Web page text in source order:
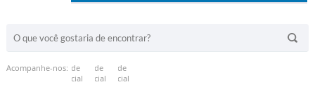
Acompanhe-nos: